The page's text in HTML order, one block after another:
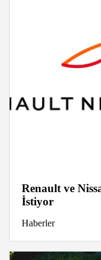
Renault ve
İstiyor
Haberler